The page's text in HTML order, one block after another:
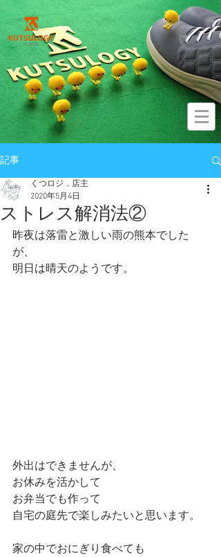
記事
ストレス解消法②
くつロジ．店主
2020年5月4日
昨夜は落雷と激しい雨の熊本でした
が、
明日は晴天のようです。
外出はできませんが、
お休みを活かして
お弁当でも作って
自宅の庭先で楽しみたいと思います。
家の中でおにぎり食べても